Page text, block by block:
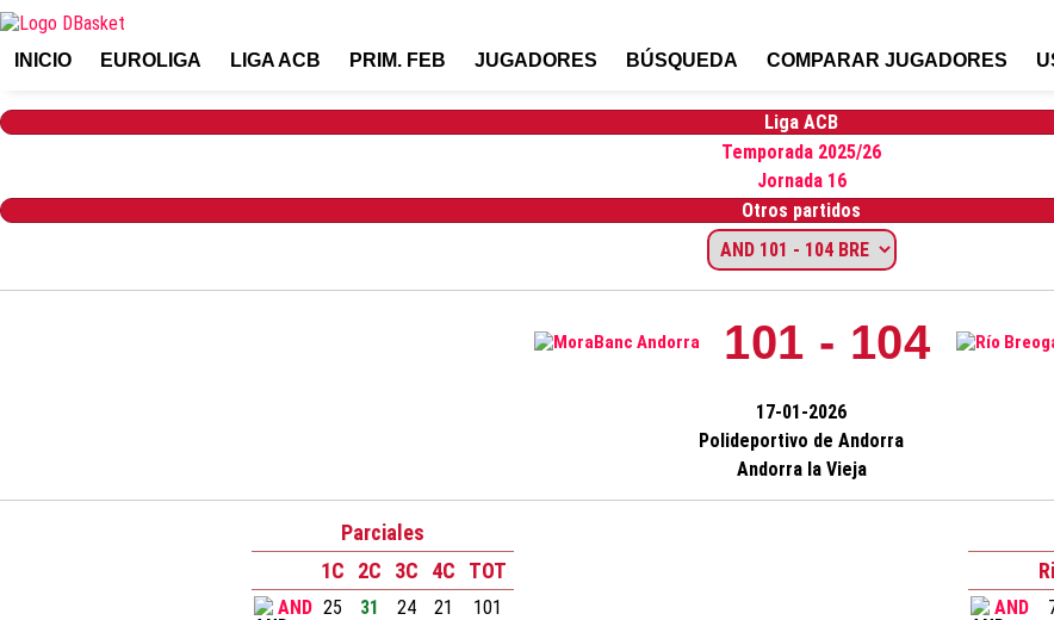
INICIO EUROLIGA LIGA ACB PRIM. FEB JUGADORES BÚSQUEDA COMPARAR JUGADORES
Liga ACB
Temporada 2025/26
Jornada 16
Otros partidos
101 - 104
17-01-2026
Polideportivo de Andorra
Andorra la Vieja
Parciales
1C
2C 3C 4C TOT
AND 25 31 24 21
101
AND